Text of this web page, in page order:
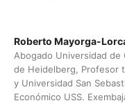
Roberto Mayorga-
Abogado Universidad
de Heidelberg, Profesor
y Universidad San
Económico USS.